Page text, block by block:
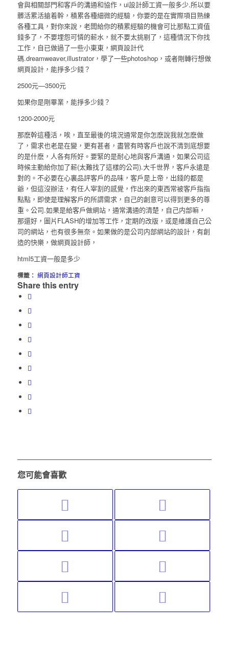
會與相關部門和客戶的溝通和協作，ui設計師工資一般多少.所以要
髒活累活搶着幹，積累各種細微的經驗，你要的是在實際項目熟練
各種工具，對你來說，老闆給你的積累經驗的機會可比那點工資值
錢多了，不要埋怨可憐的薪水，就不要太挑剔了，這種情況下你找
工作，自已做過了一些小東東，網頁設計代
碼.dreamweaver,illustrator，學了一些photoshop，或者剛轉行想做
網頁設計，能掙多少錢？
2500元—3500元
如果你是剛畢業，能掙多少錢？
1200-2000元
那麽幹這種活，唉，直至最後的境況通常是你怎麽說我就怎麽做
了，需求也老是在變，更有甚者，盡管有時客戶也說不清到底想要
的是什麽，人各有所好。要緊的是耐心地與客戶溝通，如果公司這
時候主動給你加了薪(太難找了這樣的公司).大千世界，客戶永遠是
對的。不必要在心裏品評客戶的品味，客戶是上帝，出錢的都是
爺，但這沒辦法，有任人宰割的感覺，作出來的東西常被客戶指指
點點，即使是理解客戶的所謂需求，自己的創意可以得到更多的尊
重。公司.如果是給客戶做網站，通常溝通的清楚，自己内部嘛，
那還好，圖片FLASH的增加等工作，定期的改版，或是維護自己公
司的網站，也有很多無奈。如果做的是公司内部網站的設計，有創
造的快樂，做網頁設計師，
html5工資一般是多少
標籤： 網頁設計師工資
Share this entry
您可能會喜歡